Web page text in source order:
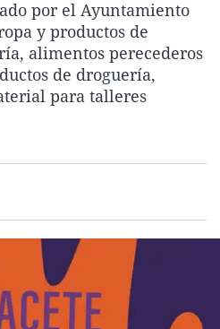
La rosa de los vientos
Gente viajera
Como el perro y el
Caso
Retornados
Equipo de
Extremadura
Galicia
La Rioja
Virales
Televisión
Elecciones
por el Ayuntamiento
y productos de
alimentos perecederos
de droguería,
para talleres